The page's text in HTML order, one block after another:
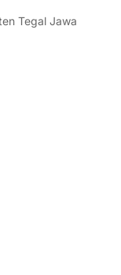
Tegal Jawa